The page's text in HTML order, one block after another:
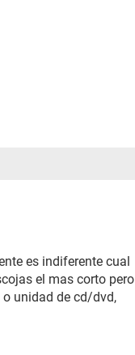
es indiferente cual
el mas corto pero
unidad de cd/dvd,